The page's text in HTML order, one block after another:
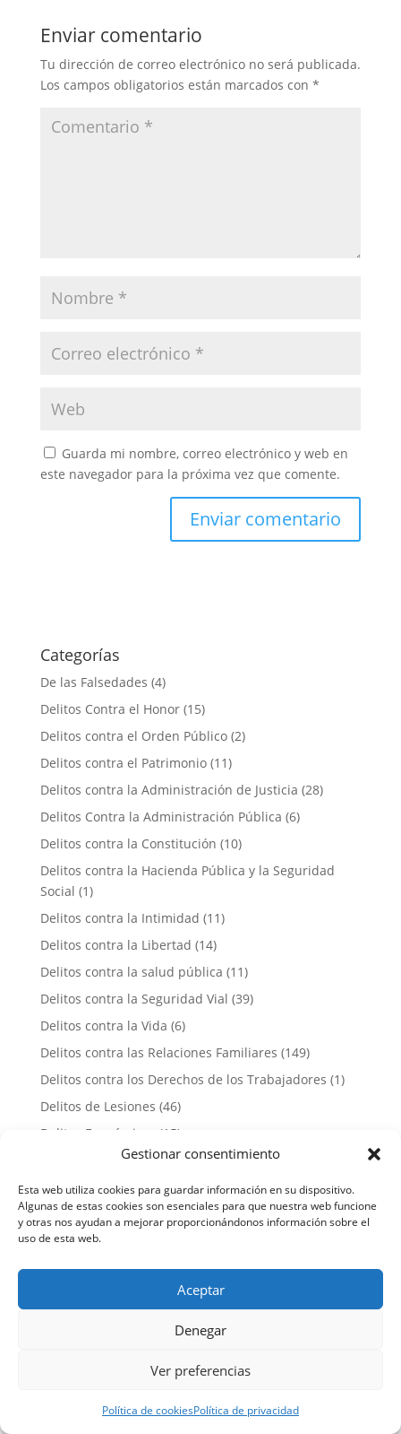
Gestionar consentimiento
Esta web utiliza cookies para guardar información en su dispositivo.
Algunas de estas cookies son esenciales para que nuestra web funcione
y otras nos ayudan a mejorar proporcionándonos información sobre el
uso de esta web.
Aceptar
Denegar
Ver preferencias
Política de cookiesPolítica de privacidad
Enviar comentario
Tu dirección de correo electrónico no será publicada.
Los campos obligatorios están marcados con *
Guarda mi nombre, correo electrónico y web en
este navegador para la próxima vez que comente.
Categorías
De las Falsedades (4)
Delitos Contra el Honor(15)
Delitos contra el Orden Público(2)
Delitos contra el Patrimonio(11)
Delitos contra la Administración de Justicia (28)
Delitos Contra la Administración Pública (6)
Delitos contra la Constitución (10)
Delitos contra la Hacienda Pública y la Seguridad
Social (1)
Delitos contra la Intimidad (11)
Delitos contra la Libertad (14)
Delitos contra la salud pública (11)
Delitos contra la Seguridad Vial (39)
Delitos contra la Vida (6)
Delitos contra las Relaciones Familiares (149)
Delitos contra los Derechos de los Trabajadores (1)
Delitos de Lesiones (46)
Delitos Económicos
(15)
Delitos Informáticos(19)
Delitos Sexuales (731)
Derecho Procesal Penal(88)
Estafas(26)
Menores(16)
Violencia de Género(464)
Entradas más recientes